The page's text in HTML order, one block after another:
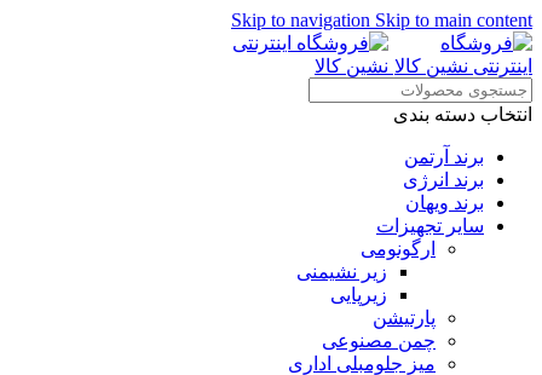
Skip to navigation Skip to main content
انتخاب دسته بندی
برند آرتمن
برند انرژی
برند ویهان
سایر تجهیزات
ارگونومی
زیر نشیمنی
زیرپایی
پارتیشن
چمن مصنوعی
میز جلومبلی اداری